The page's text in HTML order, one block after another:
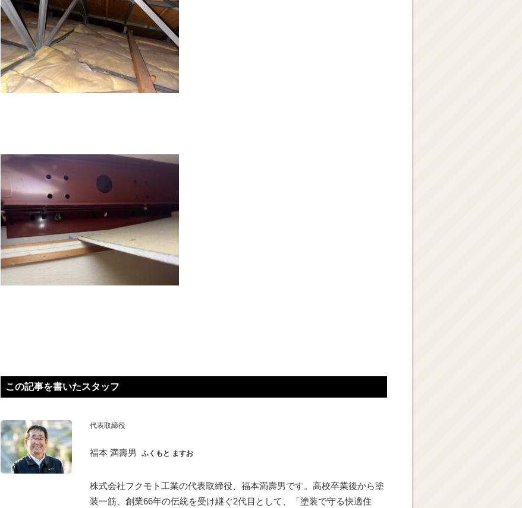
この記事を書いたスタッフ
代表取締役
福本 満壽男 ふくもと ますお
株式会社フクモト工業の代表取締役、福本満壽男です。高校卒業後から塗
装一筋、創業66年の伝統を受け継ぐ2代目として、「塗装で守る快適住